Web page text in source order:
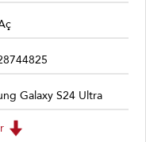
Galaxy S24 Ultra